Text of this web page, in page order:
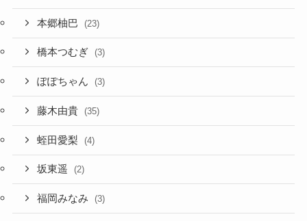
本郷柚巴 (23)
橋本つむぎ (3)
ぽぽちゃん (3)
藤木由貴 (35)
蛭田愛梨 (4)
坂東遥 (2)
福岡みなみ (3)